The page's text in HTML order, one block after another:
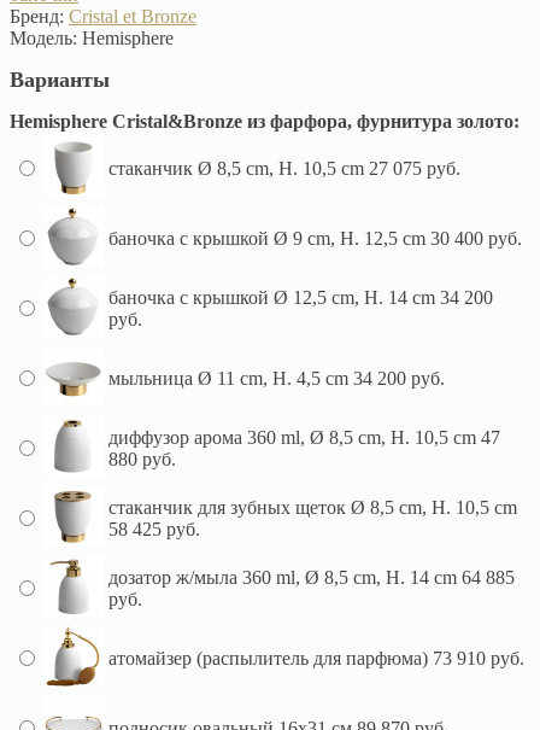
Бренд: Cristal et Bronze
Модель: Hemisphere
Варианты
Hemisphere Cristal&Bronze из фарфора, фурнитура золото:
стаканчик Ø 8,5 cm, H. 10,5 cm 27 075 руб.
баночка с крышкой Ø 9 cm, H. 12,5 cm 30 400 руб.
баночка с крышкой Ø 12,5 cm, H. 14 cm 34 200
руб.
мыльница Ø 11 cm, H. 4,5 cm 34 200 руб.
диффузор арома 360 ml, Ø 8,5 cm, H. 10,5 cm 47
880 руб.
стаканчик для зубных щеток Ø 8,5 cm, H. 10,5 cm
58 425 руб.
дозатор ж/мыла 360 ml, Ø 8,5 cm, H. 14 cm 64 885
руб.
атомайзер (распылитель для парфюма) 73 910 руб.